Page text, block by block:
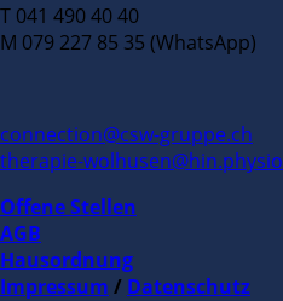
T 041 490 40 40
M 079 227 85 35 (WhatsApp)
connection@csw-gruppe.ch
therapie-wolhusen@hin.physio
Offene Stellen
AGB
Hausordnung
Impressum / Datenschutz